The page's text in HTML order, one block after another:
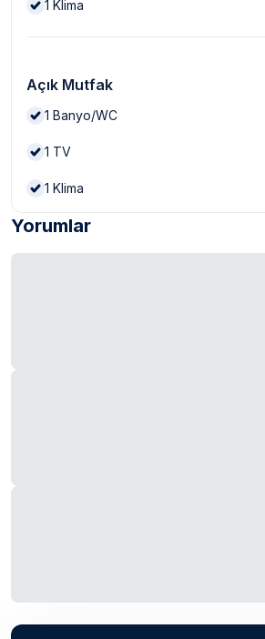
1 Klima
Açık Mutfak
1 Banyo/WC
1 TV
1 Klima
Yorumlar